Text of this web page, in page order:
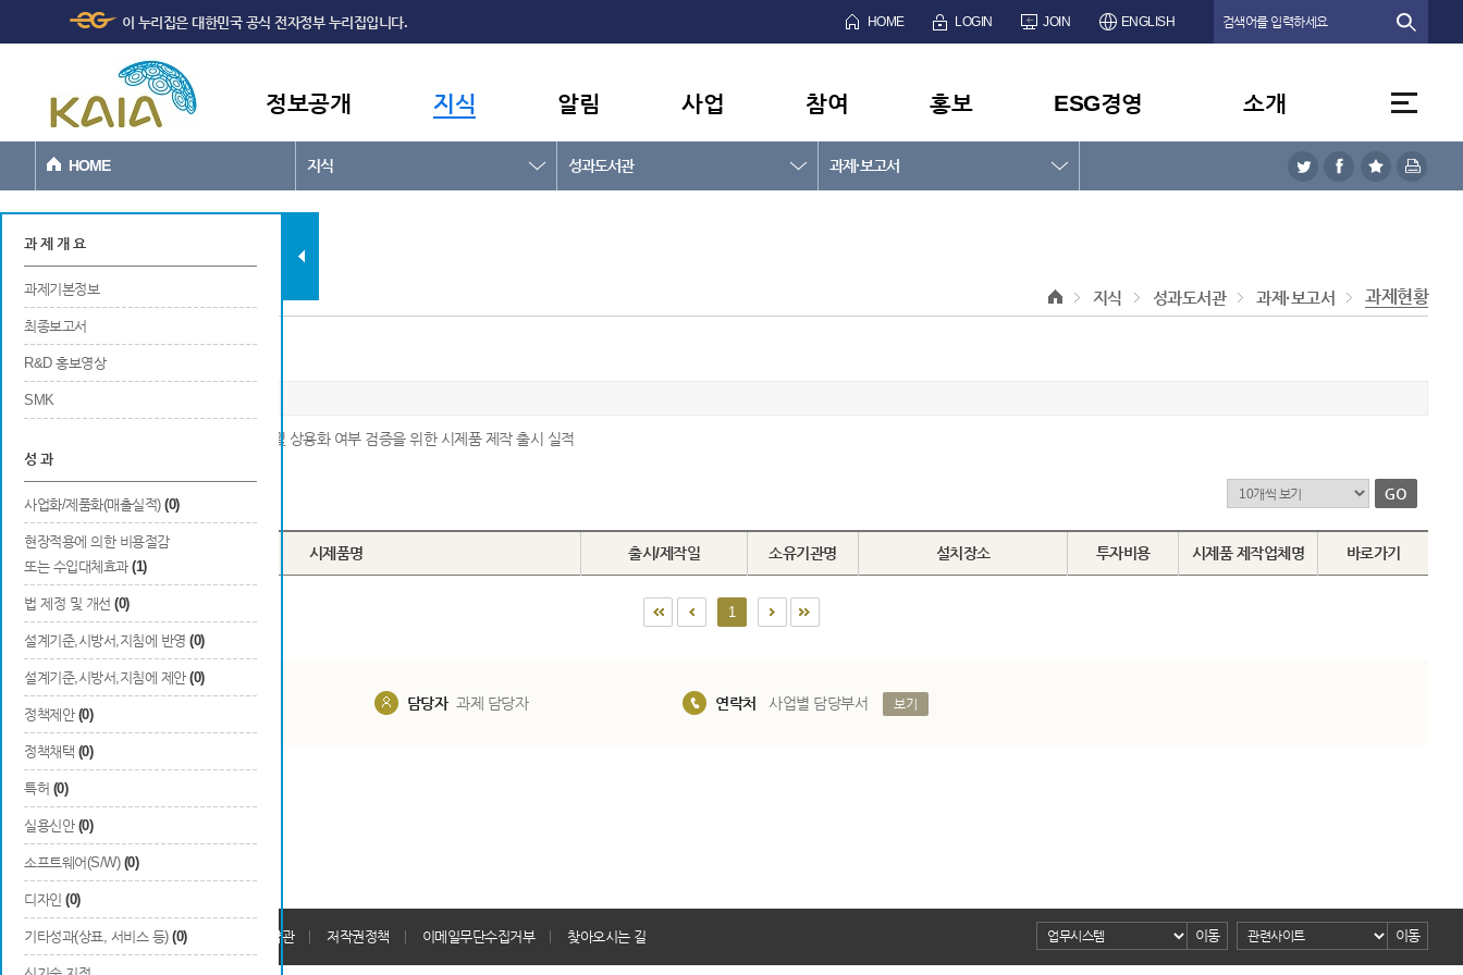
본문바로가기
이 누리집은 대한민국 공식 전자정부 누리집입니다. HOME LOGIN JOIN ENGLISH
정보공개 지식 알림 사업 참여 홍보 ESG경영 소개
HOME 지식 성과도서관 과제·보고서
과제현황
지식 성과도서관 과제·보고서 과제현황
과 제 개 요
과제기본정보
최종보고서
R&D 홍보영상
SMK
성 과
사업화/제품화(매출실적) (0)
현장적용에 의한 비용절감
또는 수입대체효과 (1)
법 제정 및 개선 (0)
설계기준,시방서,지침에 반영 (0)
설계기준,시방서,지침에 제안 (0)
정책제안 (0)
정책채택 (0)
특허 (0)
실용신안 (0)
소프트웨어(S/W) (0)
디자인 (0)
기타성과(상표, 서비스 등) (0)
시제품 제작
※ 기술개발로 발생한 신제품의 실용화 및 상용화 여부 검증을 위한 시제품 제작 출시 실적
Total0건
번호 시제품명 출시/제작일 소유기관명 설치장소 투자비용 시제품 제작업체명 바로가기
1
담당자 과제 담당자 연락처 사업별 담당부서 보기
개인정보처리방침 회원가입약관 저작권정책 이메일무단수집거부 찾아오시는 길 이동 이동